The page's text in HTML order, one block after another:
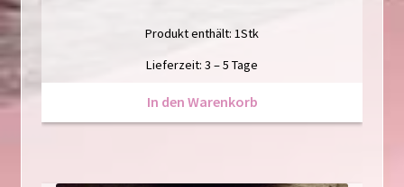
Produkt enthält: 1Stk
Lieferzeit: 3 – 5 Tage
In den Warenkorb